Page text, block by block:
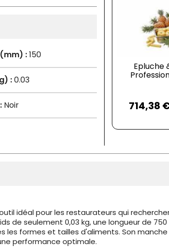
:150
:0.03
Noir
Epluche
714,38
idéal pour les restaurateurs qui
de seulement 0,03 kg, une longueur de
formes et tailles d'aliments. Son
performance optimale.